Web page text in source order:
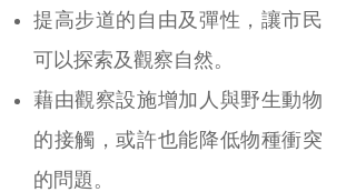
提高步道的自由及彈性，讓市民
可以探索及觀察自然。
藉由觀察設施增加人與野生動物
的接觸，或許也能降低物種衝突
的問題。